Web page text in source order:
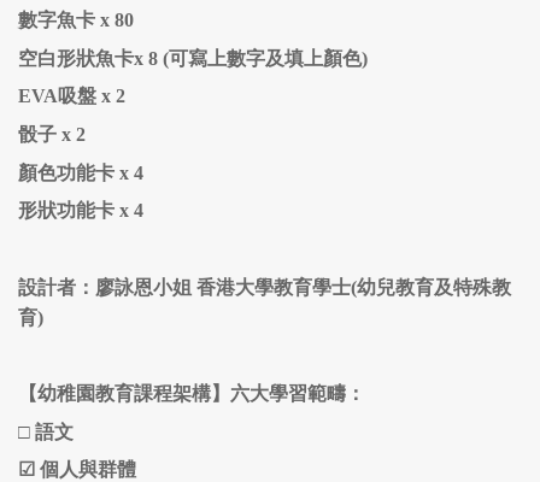
數字魚卡 x 80
空白形狀魚卡x 8 (可寫上數字及填上顏色)
EVA吸盤 x 2
骰子 x 2
顏色功能卡 x 4
形狀功能卡 x 4
設計者：廖詠恩小姐 香港大學教育學士(幼兒教育及特殊教
育)
【幼稚園教育課程架構】六大學習範疇：
□ 語文
☑ 個人與群體